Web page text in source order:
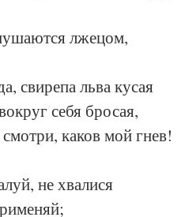
лжецом,
свирепа льва кусая
себя бросая,
каков мой гнев!
не хвалися